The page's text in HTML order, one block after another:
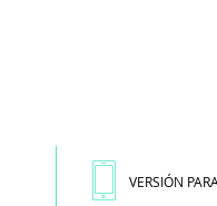
VERSIÓN